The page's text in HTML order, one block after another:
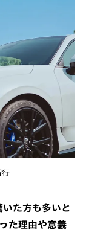
行
た方も多いと
た理由や意義